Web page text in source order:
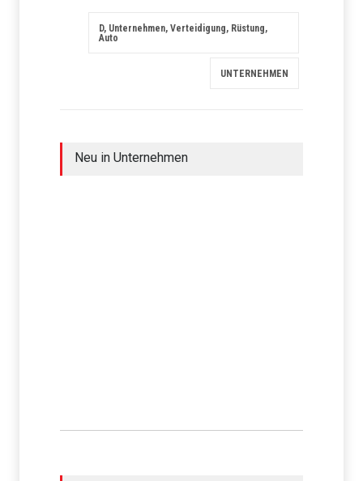
D, Unternehmen, Verteidigung, Rüstung,
Auto
UNTERNEHMEN
Neu in Unternehmen